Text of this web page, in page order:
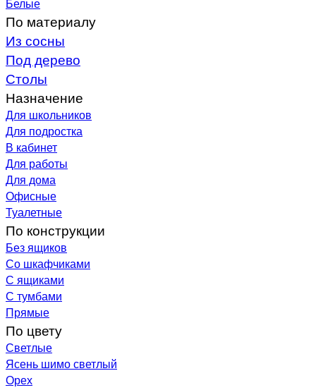
По материалу
Из сосны
Под дерево
Столы
Назначение
Для школьников
Для подростка
В кабинет
Для работы
Для дома
Офисные
Туалетные
По конструкции
Без ящиков
Со шкафчиками
С ящиками
С тумбами
Прямые
По цвету
Светлые
Ясень шимо светлый
Орех